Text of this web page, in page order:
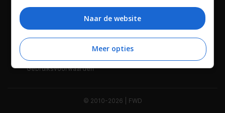
Wie is FWD Privacybeleid
Adverteren Contact
Gebruiksvoorwaarden
© 2010-2026 | FWD
Bepaalde leveranciers kunnen uw persoonsgegevens
beheren. Zoek onderaan deze pagina of in het sitemenu naar
een link om uw toestemming te beheren of in te trekken via de
privacy- en cookie-instellingen.
Naar de website
Meer opties